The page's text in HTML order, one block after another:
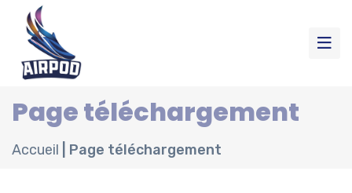
Page téléchargement
Accueil Page téléchargement